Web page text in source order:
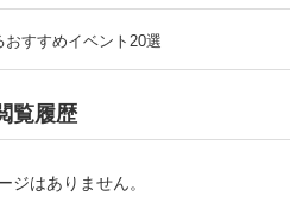
すすめイベント20選
覧履歴
ジはありません。